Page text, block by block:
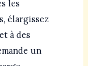
les
élargissez
à des
un